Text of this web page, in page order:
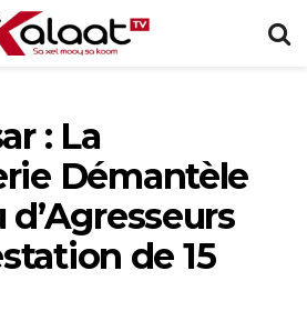
: La
Démantèle
d’Agresseurs
de 15